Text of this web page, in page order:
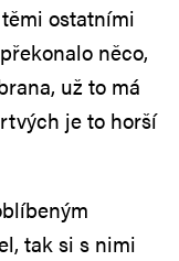
ostatními
něco,
už to má
je to horší
tak si s nimi